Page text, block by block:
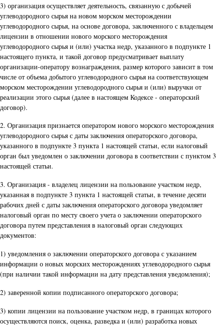
3) организация осуществляет деятельность, связанную с добычей
углеводородного сырья на новом морском месторождении
углеводородного сырья, на основе договора, заключенного с владельцем
лицензии в отношении нового морского месторождения
углеводородного сырья и (или) участка недр, указанного в подпункте 1
настоящего пункта, и такой договор предусматривает выплату
организации-оператору вознаграждения, размер которого зависит в том
числе от объема добытого углеводородного сырья на соответствующем
морском месторождении углеводородного сырья и (или) выручки от
реализации этого сырья (далее в настоящем Кодексе - операторский
договор).
2. Организация признается оператором нового морского месторождения
углеводородного сырья с даты заключения операторского договора,
указанного в подпункте 3 пункта 1 настоящей статьи, если налоговый
орган был уведомлен о заключении договора в соответствии с пунктом 3
настоящей статьи.
3. Организация - владелец лицензии на пользование участком недр,
указанная в подпункте 3 пункта 1 настоящей статьи, в течение десяти
рабочих дней с даты заключения операторского договора уведомляет
налоговый орган по месту своего учета о заключении операторского
договора путем представления в налоговый орган следующих
документов:
1) уведомления о заключении операторского договора с указанием
информации о новых морских месторождениях углеводородного сырья
(при наличии такой информации на дату представления уведомления);
2) заверенной копии подписанного операторского договора;
3) копии лицензии на пользование участком недр, в границах которого
осуществляются поиск, оценка, разведка и (или) разработка новых